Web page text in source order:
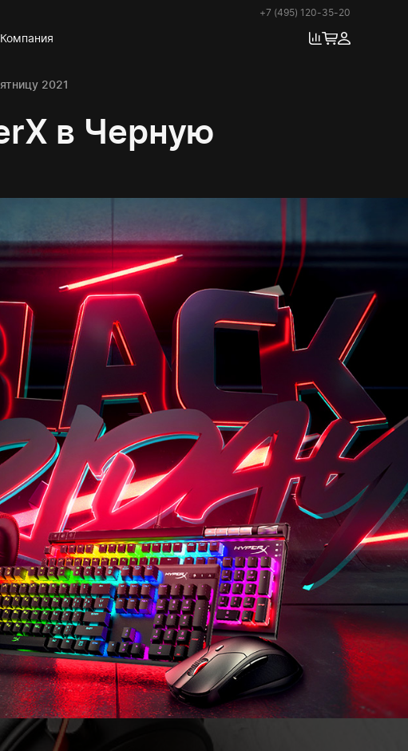
+7 (495) 120-35-20
Компания
2021
в Черную